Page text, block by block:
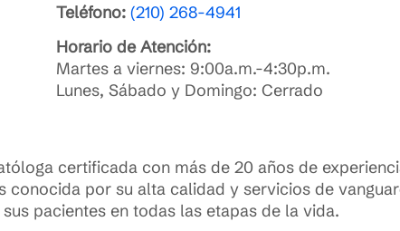
Teléfono: (210) 268-4941
Horario de Atención:
Martes a viernes: 9:00a.m.-4:30p.m.
Lunes, Sábado y Domingo: Cerrado
certificada con más de 20 años de
conocida por su alta calidad y servicios de
pacientes en todas las etapas de la vida.